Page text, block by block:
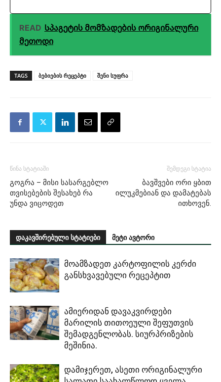
READ Სპაგეტის მომზადების ორიგინალური
მეთოდი
TAGS ბებიების რეცეპტი შენი სუფრა
წინა სტატიაში
გოგრა – მისი სასარგებლო
თვისებების შესახებ რა
უნდა ვიცოდეთ
შემდეგი სტატია
ბავშვები ორი ყბით
ილუკმებიან და დამატებას
ითხოვენ.
დაკავშირებული სტატიები მეტი ავტორი
მოამზადეთ კარტოფილის კერძი
განსხვავებული რეცეპტით
ამიერიდან დავაკვირდები
მარილის თითოეული შეფუთვის
შემადგენლობას. სიურპრიზების
მეშინია.
დამიჯერეთ, ასეთი ორიგინალური